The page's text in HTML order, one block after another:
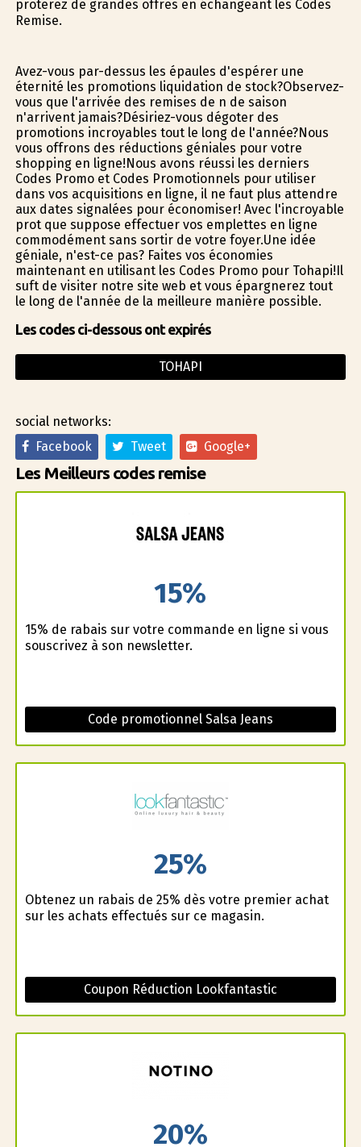
profiterez de grandes offres en échangeant les Codes
Remise.
Avez-vous par-dessus les épaules d'espérer une
éternité les promotions liquidation de stock?Observez-
vous que l'arrivée des remises de fin de saison
n'arrivent jamais?Désiriez-vous dégoter des
promotions incroyables tout le long de l'année?Nous
vous offrons des réductions géniales pour votre
shopping en ligne!Nous avons réussi les derniers
Codes Promo et Codes Promotionnels pour utiliser
dans vos acquisitions en ligne, il ne faut plus attendre
aux dates signalées pour économiser! Avec l'incroyable
profit que suppose effectuer vos emplettes en ligne
commodément sans sortir de votre foyer.Une idée
géniale, n'est-ce pas? Faites vos économies
maintenant en utilisant les Codes Promo pour Tohapi!Il
suffit de visiter notre site web et vous épargnerez tout
le long de l'année de la meilleure manière possible.
Les codes ci-dessous ont expirés
TOHAPI
social networks:
Facebook
Tweet Google+
Les Meilleurs codes remise
15%
15% de rabais sur votre commande en ligne si vous
souscrivez à son newsletter.
Code promotionnel Salsa Jeans
25%
Obtenez un rabais de 25% dès votre premier achat
sur les achats effectués sur ce magasin.
Coupon Réduction Lookfantastic
20%